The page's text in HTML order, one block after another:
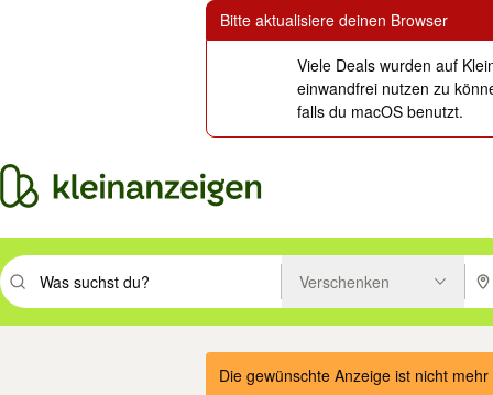
Bitte aktualisiere deinen Browser
Viele Deals wurden auf
einwandfrei nutzen zu
falls du macOS benutzt.
Suchbegriff eingeben. Eingabetaste drücken um zu suchen, oder
Verschenken
Die gewünschte Anzeige ist nicht